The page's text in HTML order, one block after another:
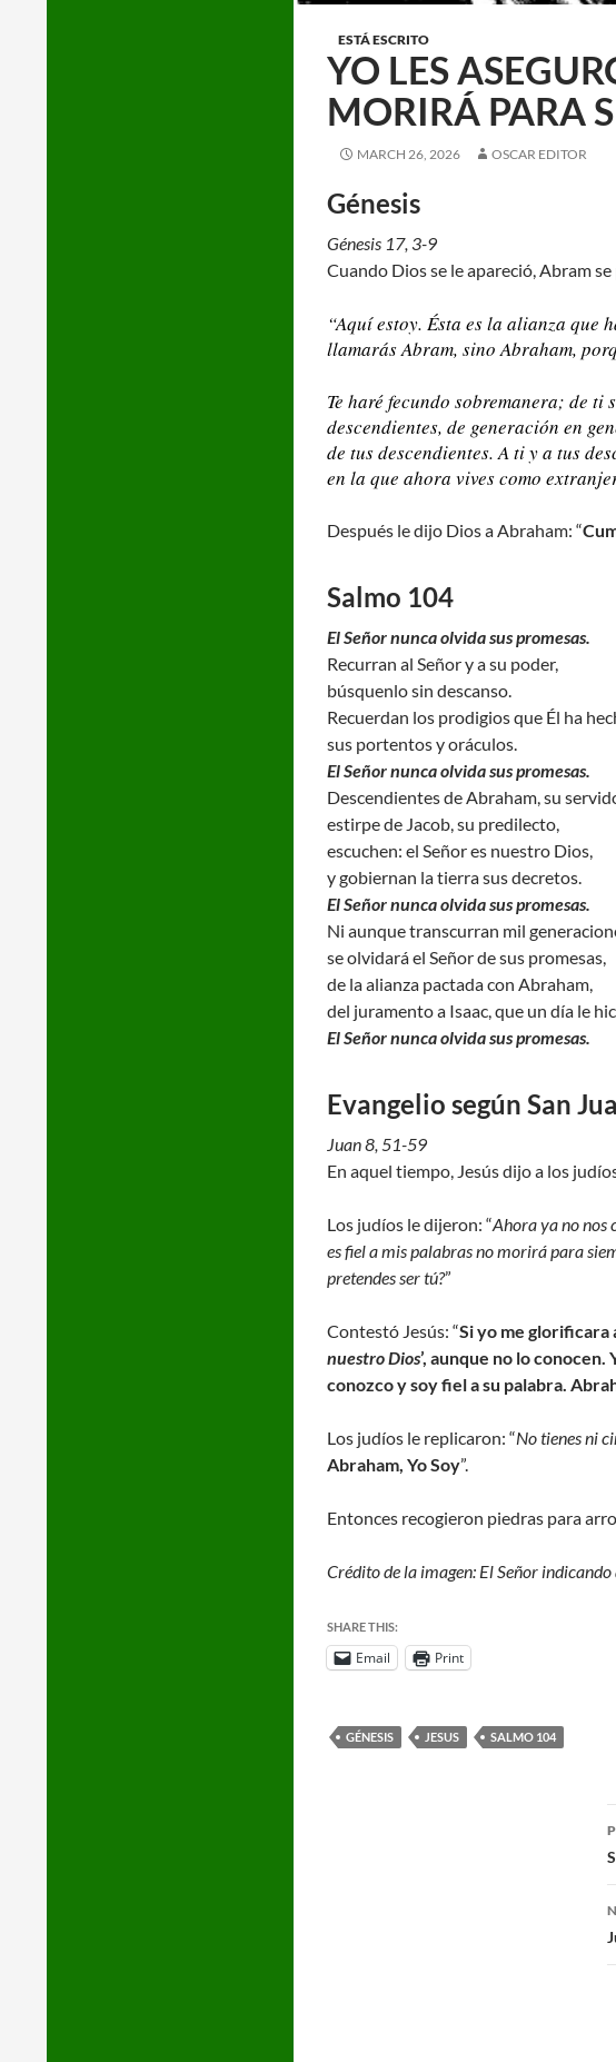
ESTÁ ESCRITO
YO LES
MORIRÁ PARA
MARCH 26, 2026 OSCAR EDITOR
Génesis
Génesis 17, 3-9
Cuando Dios se le apareció, Abram
“Aquí estoy. Ésta es la alianza que
llamarás Abram, sino Abraham,
Te haré fecundo sobremanera; de
descendientes, de generación en
de tus descendientes. A ti y a tus
en la que ahora vives como
Después le dijo Dios a Abraham: “
Salmo 104
El Señor nunca olvida sus promesas.
Recurran al Señor y a su poder,
búsquenlo sin descanso.
Recuerdan los prodigios que Él ha
sus portentos y oráculos.
El Señor nunca olvida sus promesas.
Descendientes de Abraham, su
estirpe de Jacob, su predilecto,
escuchen: el Señor es nuestro Dios,
y gobiernan la tierra sus decretos.
El Señor nunca olvida sus promesas.
Ni aunque transcurran mil
se olvidará el Señor de sus promesas,
de la alianza pactada con Abraham,
del juramento a Isaac, que un día le
El Señor nunca olvida sus promesas.
Evangelio según San
Juan 8, 51-59
En aquel tiempo, Jesús dijo a los
Los judíos le dijeron: “Ahora ya no nos
es fiel a mis palabras no morirá para
pretendes ser tú?”
Contestó Jesús: “Si yo me glorificara
nuestro Dios’, aunque no lo
conozco y soy fiel a su palabra.
Los judíos le replicaron: “No tienes ni
Abraham, Yo Soy”.
Entonces recogieron piedras para
Crédito de la imagen: El Señor
SHARE THIS:
Email Print
GÉNESIS JESUS SALMO 104